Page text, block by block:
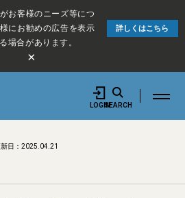
お客様のニーズ等につ
にお勧めの広告を表示
場合があります。
詳しくはこちら
×
LOGINSEARCH
日：2025.04.21